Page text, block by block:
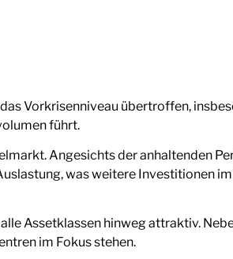
Vorkrisenniveau übertroffen,
führt.
Angesichts der anhaltenden
was weitere Investitionen
Assetklassen hinweg attraktiv.
im Fokus stehen.